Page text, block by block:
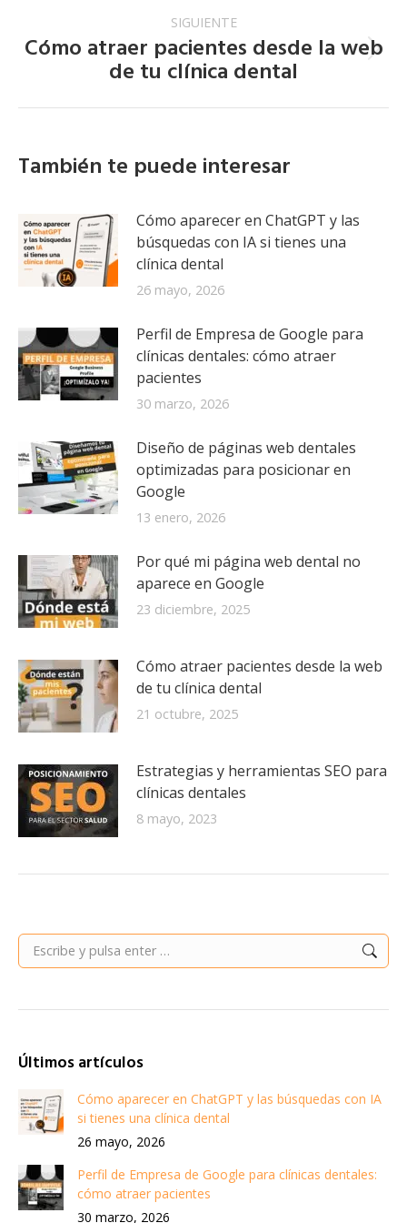
SIGUIENTE
Publicación
siguiente:
Cómo atraer pacientes desde la web
de tu clínica dental
También te puede interesar
Cómo aparecer en ChatGPT y las
búsquedas con IA si tienes una
clínica dental
26 mayo, 2026
Perfil de Empresa de Google para
clínicas dentales: cómo atraer
pacientes
30 marzo, 2026
Diseño de páginas web dentales
optimizadas para posicionar en
Google
13 enero, 2026
Por qué mi página web dental no
aparece en Google
23 diciembre, 2025
Cómo atraer pacientes desde la web
de tu clínica dental
21 octubre, 2025
Estrategias y herramientas SEO para
clínicas dentales
8 mayo, 2023
Buscar:
Últimos artículos
Cómo aparecer en ChatGPT y las búsquedas con IA
si tienes una clínica dental
26 mayo, 2026
Perfil de Empresa de Google para clínicas dentales:
cómo atraer pacientes
30 marzo, 2026